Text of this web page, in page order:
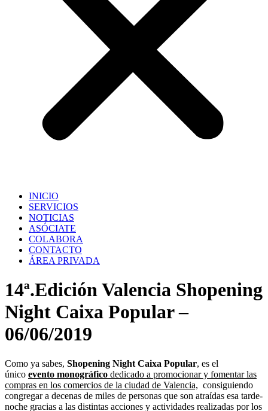
INICIO
SERVICIOS
NOTICIAS
ASÓCIATE
COLABORA
CONTACTO
ÁREA PRIVADA
14ª.Edición Valencia Shopening
Night Caixa Popular –
06/06/2019
Como ya sabes, Shopening Night Caixa Popular, es el
único evento monográfico dedicado a promocionar y fomentar las
compras en los comercios de la ciudad de Valencia, consiguiendo
congregar a decenas de miles de personas que son atraídas esa tarde-
noche gracias a las distintas acciones y actividades realizadas por los